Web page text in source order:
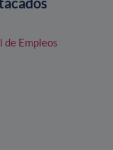
de Empleos